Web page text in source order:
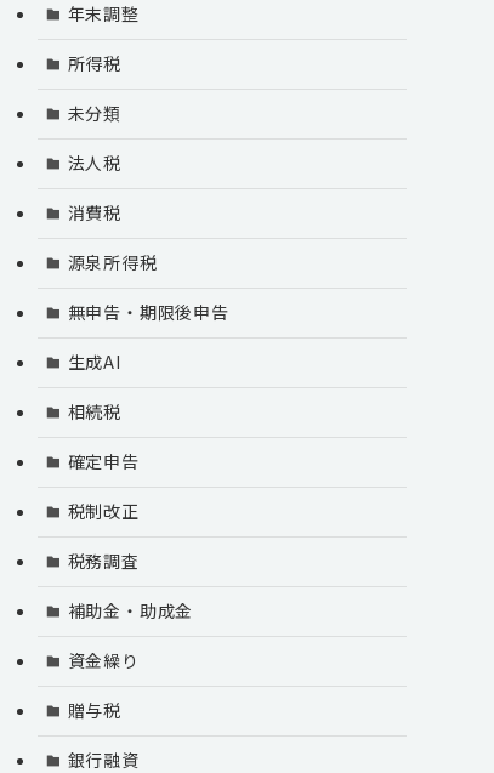
年末調整
所得税
未分類
法人税
消費税
源泉所得税
無申告・期限後申告
生成AI
相続税
確定申告
税制改正
税務調査
補助金・助成金
資金繰り
贈与税
銀行融資